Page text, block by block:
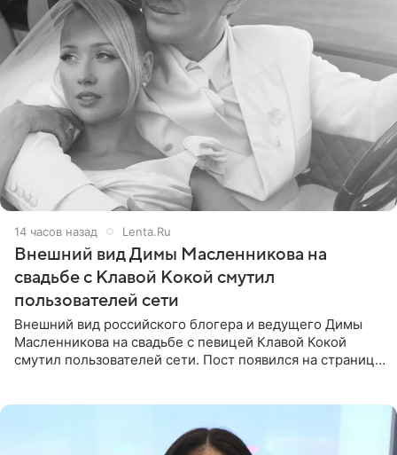
14 часов назад Lenta.Ru
Внешний вид Димы Масленникова на
свадьбе с Клавой Кокой смутил
пользователей сети
Внешний вид российского блогера и ведущего Димы
Масленникова на свадьбе с певицей Клавой Кокой
смутил пользователей сети. Пост появился на странице